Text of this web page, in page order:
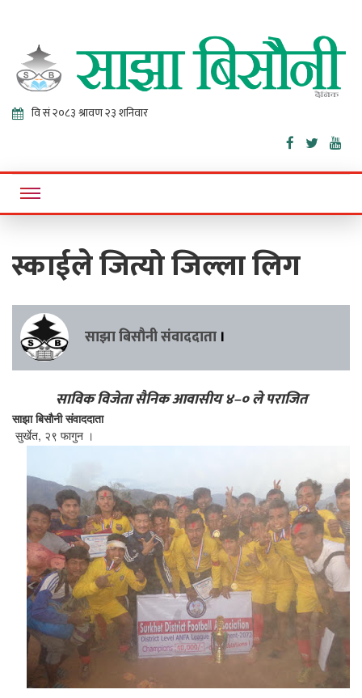
Sajha
Bisaunee
Online News Portal
स्काईले जित्यो जिल्ला लिग
साझा बिसौनी संवाददाता ।
साविक विजेता सैनिक आवासीय ४–० ले पराजित
साझा बिसौनी संवाददाता
सुर्खेत, २९ फागुन ।